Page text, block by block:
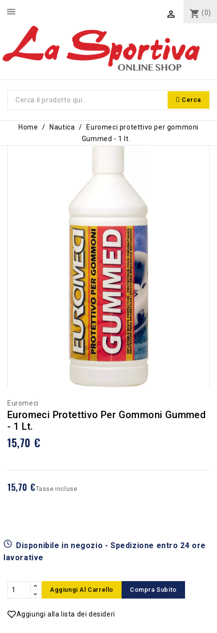
shopping_cart (0)

Cerca
menu
Home Nautica
Euromeci protettivo per gommoni
Gummed - 1 lt.
Euromeci
Euromeci Protettivo Per Gommoni Gummed
- 1 Lt.
15,70 €
15,70 €Tasse incluse
Disponibile in negozio - Spedizione entro 24 ore
lavorative
Aggiungi Al Carrello Compra Subito
Aggiungi alla lista dei desideri